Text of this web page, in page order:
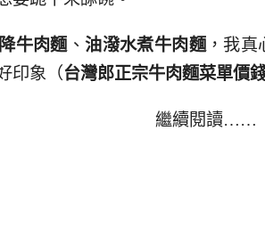
牛肉麵 、油潑水煮牛肉麵，我真
印象（台灣郎正宗牛肉麵菜單價
繼續閱讀……